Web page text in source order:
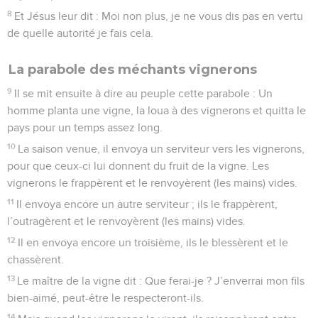
8 Et Jésus leur dit : Moi non plus, je ne vous dis pas en vertu
de quelle autorité je fais cela.
La parabole des méchants vignerons
9 Il se mit ensuite à dire au peuple cette parabole : Un
homme planta une vigne, la loua à des vignerons et quitta le
pays pour un temps assez long.
10 La saison venue, il envoya un serviteur vers les vignerons,
pour que ceux-ci lui donnent du fruit de la vigne. Les
vignerons le frappèrent et le renvoyèrent (les mains) vides.
11 Il envoya encore un autre serviteur ; ils le frappèrent,
l’outragèrent et le renvoyèrent (les mains) vides.
12 Il en envoya encore un troisième, ils le blessèrent et le
chassèrent.
13 Le maître de la vigne dit : Que ferai-je ? J’enverrai mon fils
bien-aimé, peut-être le respecteront-ils.
14